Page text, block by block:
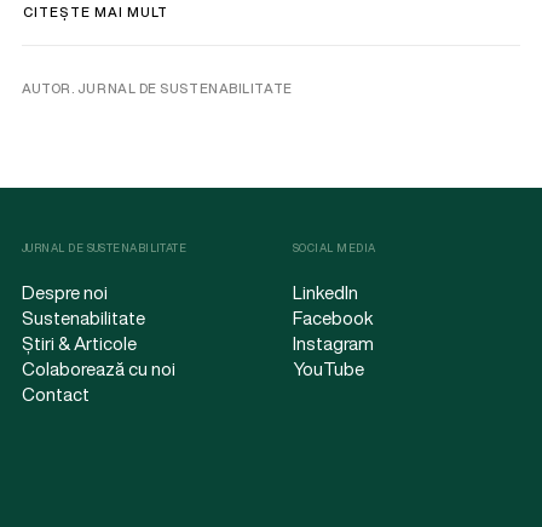
CITEȘTE MAI MULT
AUTOR. JURNAL DE SUSTENABILITATE
JURNAL DE SUSTENABILITATE
Despre noi
Sustenabilitate
Știri & Articole
Colaborează cu noi
Contact
SOCIAL MEDIA
LinkedIn
Facebook
Instagram
YouTube